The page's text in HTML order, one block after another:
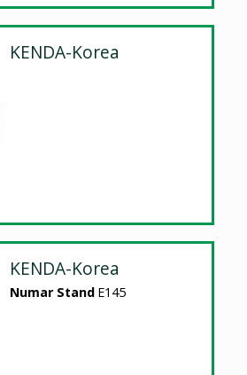
KENDA-Korea
KENDA-Korea
Numar Stand E145